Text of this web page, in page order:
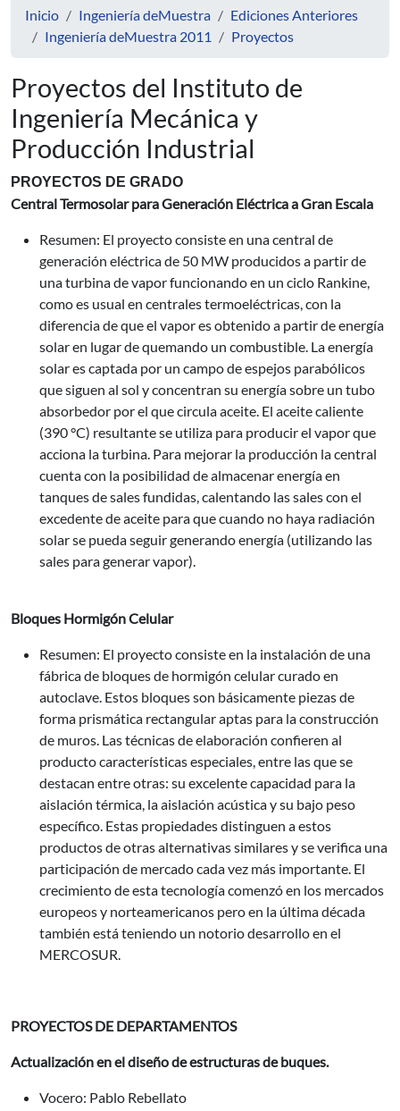
Inicio Ingeniería deMuestra
Ediciones Anteriores
Ingeniería deMuestra 2011
Proyectos
Proyectos del Instituto de
Ingeniería Mecánica y
Producción Industrial
PROYECTOS DE GRADO
Central Termosolar para Generación Eléctrica a Gran Escala
Resumen: El proyecto consiste en una central de
generación eléctrica de 50 MW producidos a partir de
una turbina de vapor funcionando en un ciclo Rankine,
como es usual en centrales termoeléctricas, con la
diferencia de que el vapor es obtenido a partir de energía
solar en lugar de quemando un combustible. La energía
solar es captada por un campo de espejos parabólicos
que siguen al sol y concentran su energía sobre un tubo
absorbedor por el que circula aceite. El aceite caliente
(390 °C) resultante se utiliza para producir el vapor que
acciona la turbina. Para mejorar la producción la central
cuenta con la posibilidad de almacenar energía en
tanques de sales fundidas, calentando las sales con el
excedente de aceite para que cuando no haya radiación
solar se pueda seguir generando energía (utilizando las
sales para generar vapor).
Bloques Hormigón Celular
Resumen: El proyecto consiste en la instalación de una
fábrica de bloques de hormigón celular curado en
autoclave. Estos bloques son básicamente piezas de
forma prismática rectangular aptas para la construcción
de muros. Las técnicas de elaboración confieren al
producto características especiales, entre las que se
destacan entre otras: su excelente capacidad para la
aislación térmica, la aislación acústica y su bajo peso
específico. Estas propiedades distinguen a estos
productos de otras alternativas similares y se verifica una
participación de mercado cada vez más importante. El
crecimiento de esta tecnología comenzó en los mercados
europeos y norteamericanos pero en la última década
también está teniendo un notorio desarrollo en el
MERCOSUR.
PROYECTOS DE DEPARTAMENTOS
Actualización en el diseño de estructuras de buques.
Vocero: Pablo Rebellato